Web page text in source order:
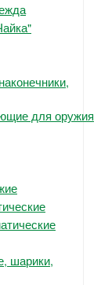
для оружия
шарики,